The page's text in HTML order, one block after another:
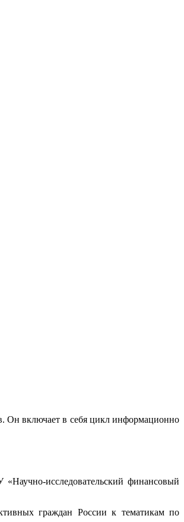
Он включает в себя цикл информационно
исследовательский финансовый
граждан России к тематикам по